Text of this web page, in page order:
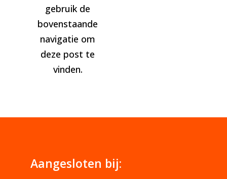
gebruik de
bovenstaande
navigatie om
deze post te
vinden.
Aangesloten bij: